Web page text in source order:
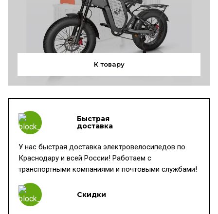
К товару
Быстрая
доставка
У нас быстрая доставка электровелосипедов по
Краснодару и всей России! Работаем с
транспортными компаниями и почтовыми службами!
Скидки